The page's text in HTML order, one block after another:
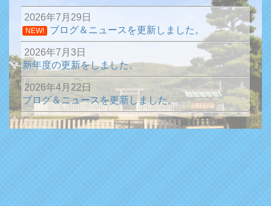
2026年7月29日
NEW! ブログ＆ニュースを更新しました。
2026年7月3日
新年度の更新をしました。
2026年4月22日
ブログ＆ニュースを更新しました。
2026年1月13日
ブログ＆ニュースを更新しました。
2025年12月31日
ブログ＆ニュースを更新しました。
2025年10月15日